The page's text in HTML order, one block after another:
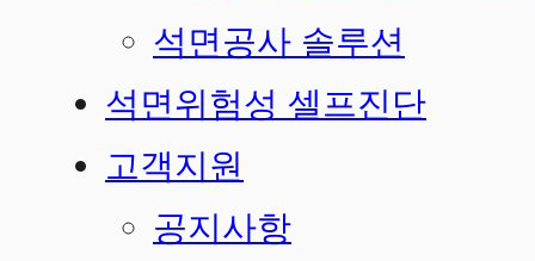
석면공사 솔루션
석면위험성 셀프진단
고객지원
공지사항